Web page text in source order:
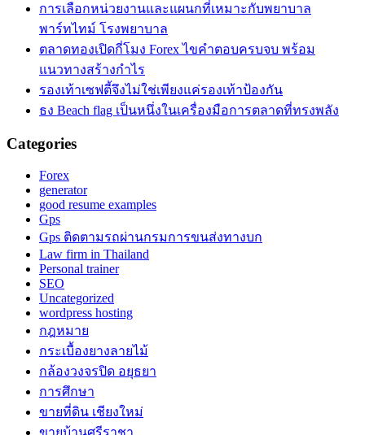
การเลือกหน่วยงานและแผนกที่เหมาะกับพยาบาล
พาร์ทไทม์ โรงพยาบาล
ตลาดทองเปิดกี่โมง Forex ไขคำตอบครบจบ พร้อม
แนวทางสร้างกำไร
รองเท้าเซฟตี้จึงไม่ใช่เพียงแค่รองเท้าป้องกัน
ธง Beach flag เป็นหนึ่งในเครื่องมือการตลาดที่ทรงพลัง
Categories
Forex
generator
good resume examples
Gps
Gps ติดตามรถผ่านกรมการขนส่งทางบก
Law firm in Thailand
Personal trainer
SEO
Uncategorized
wordpress hosting
กฎหมาย
กระเบื้องยางลายไม้
กล้องวงจรปิด อยุธยา
การศึกษา
ขายที่ดิน เชียงใหม่